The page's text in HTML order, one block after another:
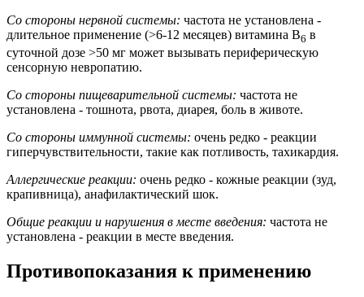
Со стороны нервной системы: частота не установлена -
длительное применение (>6-12 месяцев) витамина В6 в
суточной дозе >50 мг может вызывать периферическую
сенсорную невропатию.
Со стороны пищеварительной системы: частота не
установлена - тошнота, рвота, диарея, боль в животе.
Со стороны иммунной системы: очень редко - реакции
гиперчувствительности, такие как потливость, тахикардия.
Аллергические реакции: очень редко - кожные реакции (зуд,
крапивница), анафилактический шок.
Общие реакции и нарушения в месте введения: частота не
установлена - реакции в месте введения.
Противопоказания к применению